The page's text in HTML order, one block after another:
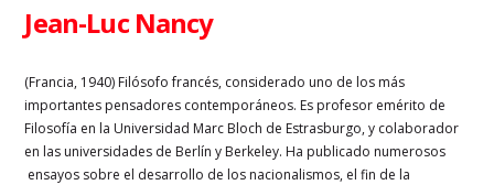
Jean-Luc Nancy
(Francia, 1940) Filósofo francés, considerado uno de los más
importantes pensadores contemporáneos. Es profesor emérito de
Filosofía en la Universidad Marc Bloch de Estrasburgo, y colaborador
en las universidades de Berlín y Berkeley. Ha publicado numerosos
ensayos sobre el desarrollo de los nacionalismos, el fin de la